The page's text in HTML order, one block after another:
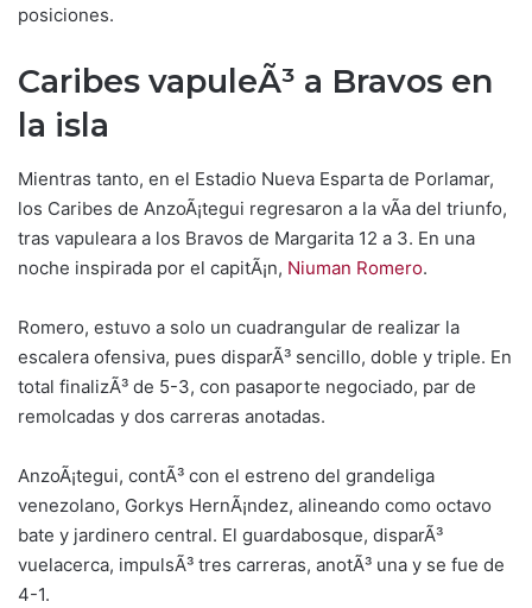
posiciones.
Caribes vapuleÃ³ a Bravos en
la isla
Mientras tanto, en el Estadio Nueva Esparta de Porlamar,
los Caribes de AnzoÃ¡tegui regresaron a la vÃ­a del triunfo,
tras vapuleara a los Bravos de Margarita 12 a 3. En una
noche inspirada por el capitÃ¡n, Niuman Romero.
Romero, estuvo a solo un cuadrangular de realizar la
escalera ofensiva, pues disparÃ³ sencillo, doble y triple. En
total finalizÃ³ de 5-3, con pasaporte negociado, par de
remolcadas y dos carreras anotadas.
AnzoÃ¡tegui, contÃ³ con el estreno del grandeliga
venezolano, Gorkys HernÃ¡ndez, alineando como octavo
bate y jardinero central. El guardabosque, disparÃ³
vuelacerca, impulsÃ³ tres carreras, anotÃ³ una y se fue de
4-1.